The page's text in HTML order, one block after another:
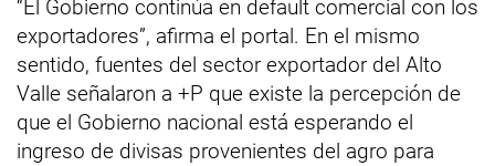
“El Gobierno continúa en default comercial con los
exportadores”, afirma el portal. En el mismo
sentido, fuentes del sector exportador del Alto
Valle señalaron a +P que existe la percepción de
que el Gobierno nacional está esperando el
ingreso de divisas provenientes del agro para